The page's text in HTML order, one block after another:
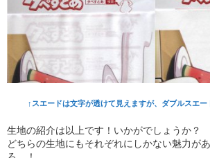
↑スエードは文字が透けて見えますが、ダブルスエー
生地の紹介は以上です！いかがでしょうか？
どちらの生地にもそれぞれにしかない魅力が